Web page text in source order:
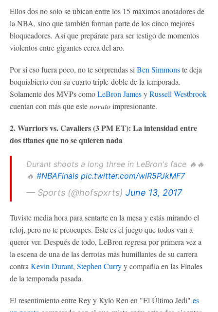
Ellos dos no solo se ubican entre los 15 máximos anotadores de
la NBA, sino que también forman parte de los cinco mejores
bloqueadores. Así que prepárate para ser testigo de momentos
violentos entre gigantes cerca del aro.
Por si eso fuera poco, no te sorprendas si Ben Simmonste deja
boquiabierto con su cuarto triple-doble de la temporada.
Solamente dos MVPs comoLeBron JamesyRussell Westbrook
cuentan con más que estenovatoimpresionante.
2. Warriors vs. Cavaliers (3 PM ET): La intensidad entre
dos titanes que no se quieren nada
Durant shoots a long three in LeBron's face 🔥🔥
🔥 #NBAFinals pic.twitter.com/wlR5PJkMF7
— Sports (@hofspxrts) June 13, 2017
Tuviste media hora para sentarte en la mesa y estás mirando el
reloj, pero no te preocupes. Este es el juego que todos van a
querer ver. Después de todo, LeBron regresa por primera vez a
la escena de una de las derrotas más humillantes de su carrera
contra Kevin Durant, Stephen Curryy compañía en las Finales
de la temporada pasada.
El resentimiento entre Rey y Kylo Ren en "El Último Jedi" es